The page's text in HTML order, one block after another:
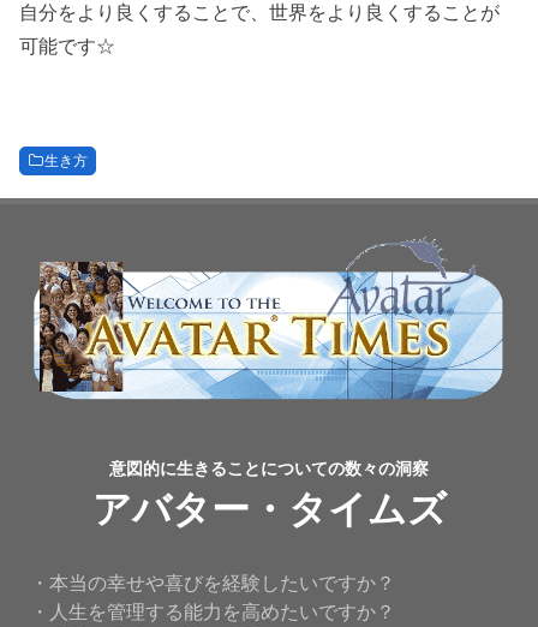
自分をより良くすることで、世界をより良くすることが
可能です☆
生き方
意図的に生きることについての数々の洞察
アバター・タイムズ
・本当の幸せや喜びを経験したいですか？
・人生を管理する能力を高めたいですか？